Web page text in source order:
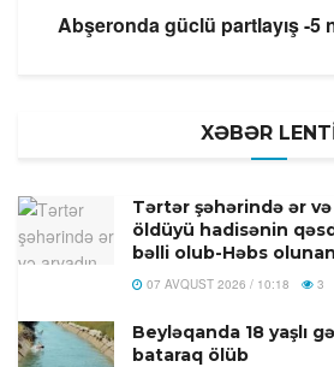
Abşeronda güclü partlayış -5
XƏBƏR
Tərtər şəhərində ər
öldüyü hadisənin
bəlli olub-Həbs
07 AVQUST 2026 / 10:18 3
Beyləqanda 18 yaşlı
bataraq ölüb